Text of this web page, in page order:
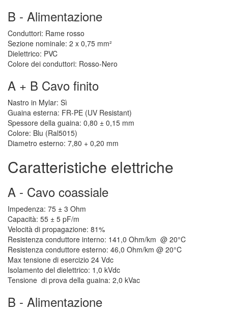
B - Alimentazione
Conduttori: Rame rosso
Sezione nominale: 2 x 0,75 mm²
Dielettrico: PVC
Colore dei conduttori: Rosso-Nero
A + B Cavo finito
Nastro in Mylar: Sì
Guaina esterna: FR-PE (UV Resistant)
Spessore della guaina: 0,80 ± 0,15 mm
Colore: Blu (Ral5015)
Diametro esterno: 7,80 + 0,20 mm
Caratteristiche elettriche
A - Cavo coassiale
Impedenza: 75 ± 3 Ohm
Capacità: 55 ± 5 pF/m
Velocità di propagazione: 81%
Resistenza conduttore interno: 141,0 Ohm/km @ 20°C
Resistenza conduttore esterno: 46,0 Ohm/km @ 20°C
Max tensione di esercizio 24 Vdc
Isolamento del dielettrico: 1,0 kVdc
Tensione di prova della guaina: 2,0 kVac
B - Alimentazione